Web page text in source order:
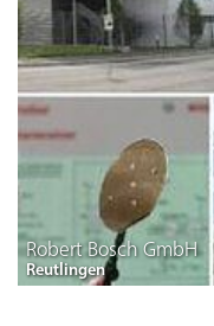
Robert Bosch GmbH
Reutlingen